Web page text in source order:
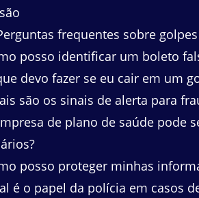
frequentes sobre
posso identificar um boleto
devo fazer se eu cair em um
são os sinais de alerta para
de plano de saúde pode
posso proteger minhas
é o papel da polícia em casos